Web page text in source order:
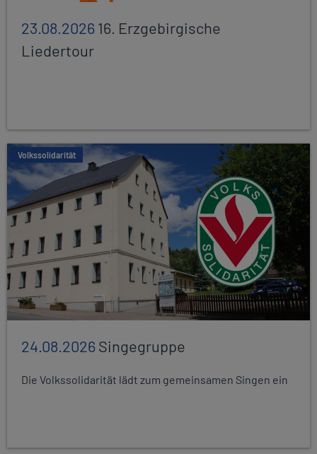
23.08.202616. Erzgebirgische
Liedertour
Volkssolidarität
24.08.2026Singegruppe
Die Volkssolidarität lädt zum gemeinsamen Singen ein